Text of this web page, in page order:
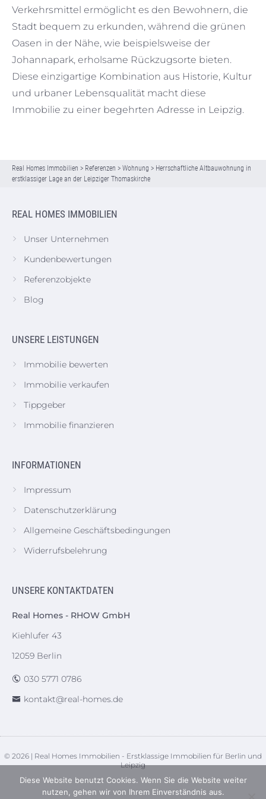
Verkehrsmittel ermöglicht es den Bewohnern, die
Stadt bequem zu erkunden, während die grünen
Oasen in der Nähe, wie beispielsweise der
Johannapark, erholsame Rückzugsorte bieten.
Diese einzigartige Kombination aus Historie, Kultur
und urbaner Lebensqualität macht diese
Immobilie zu einer begehrten Adresse in Leipzig.
Real Homes Immobilien > Referenzen > Wohnung > Herrschaftliche Altbauwohnung in
erstklassiger Lage an der Leipziger Thomaskirche
REAL HOMES IMMOBILIEN
Unser Unternehmen
Kundenbewertungen
Referenzobjekte
Blog
UNSERE LEISTUNGEN
Immobilie bewerten
Immobilie verkaufen
Tippgeber
Immobilie finanzieren
INFORMATIONEN
Impressum
Datenschutzerklärung
Allgemeine Geschäftsbedingungen
Widerrufsbelehrung
UNSERE KONTAKTDATEN
Real Homes - RHOW GmbH
Kiehlufer 43
12059 Berlin
030 5771 0786
kontakt@real-homes.de
© 2026 | Real Homes Immobilien - Erstklassige Immobilien für Berlin und
Leipzig
Diese Website benutzt Cookies. Wenn Sie die Website weiter
nutzen, gehen wir von Ihrem Einverständnis aus.